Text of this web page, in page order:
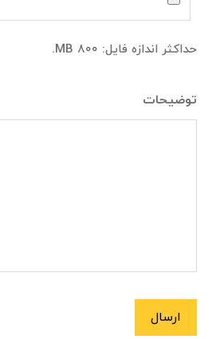
حداکثر اندازه فایل: ۸۰۰ MB.
توضیحات